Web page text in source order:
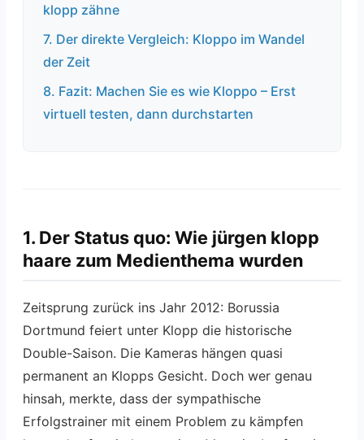
klopp zähne
7. Der direkte Vergleich: Kloppo im Wandel
der Zeit
8. Fazit: Machen Sie es wie Kloppo – Erst
virtuell testen, dann durchstarten
1. Der Status quo: Wie jürgen klopp
haare zum Medienthema wurden
Zeitsprung zurück ins Jahr 2012: Borussia
Dortmund feiert unter Klopp die historische
Double-Saison. Die Kameras hängen quasi
permanent an Klopps Gesicht. Doch wer genau
hinsah, merkte, dass der sympathische
Erfolgstrainer mit einem Problem zu kämpfen